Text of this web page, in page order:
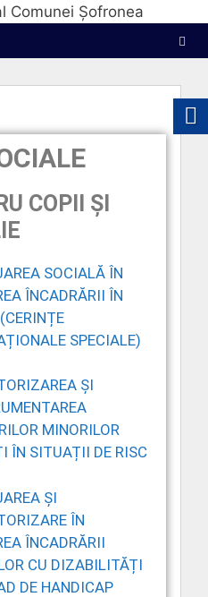
COPII ȘI
SOCIALĂ ÎN
ÎNCADRĂRII ÎN
SPECIALE)
ȘI
MINORILOR
ÎN SITUAȚII DE RISC
ȘI
ÎN
ÎNCADRĂRII
CU DIZABILITĂȚI
DE HANDICAP